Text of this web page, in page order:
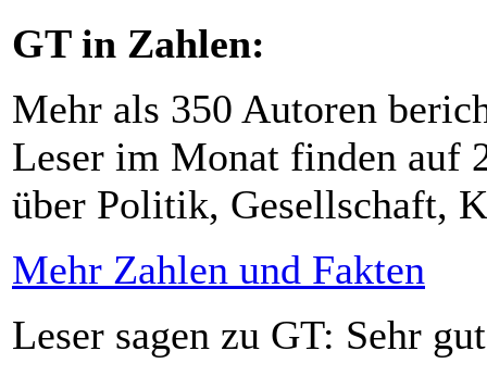
GT in Zahlen:
Mehr als 350 Autoren
Leser im Monat finden auf
über Politik, Gesellschaft,
Mehr Zahlen und Fakten
Leser sagen zu GT: Sehr